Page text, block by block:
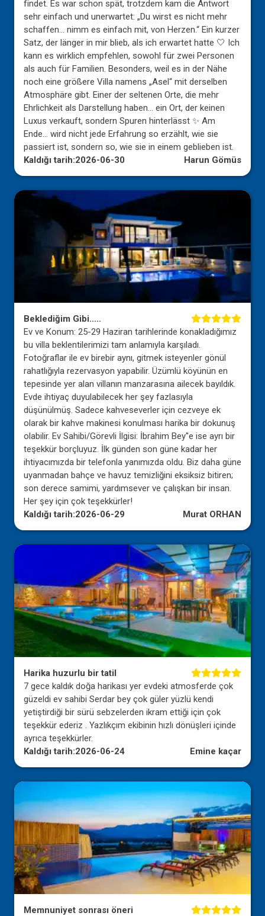
findet. Es war schon spät, trotzdem kam die Antwort
sehr einfach und unerwartet: „Du wirst es nicht mehr
schaffen… nimm es einfach mit, von Herzen.“ Ein kurzer
Satz, der länger in mir blieb, als ich erwartet hatte 🤍 Ich
kann es wirklich empfehlen, sowohl für zwei Personen
als auch für Familien. Besonders, weil es in der Nähe
noch eine größere Villa namens „Asel“ mit derselben
Atmosphäre gibt. Einer der seltenen Orte, die mehr
Ehrlichkeit als Darstellung haben… ein Ort, der keinen
Luxus verkauft, sondern Spuren hinterlässt ✨ Am
Ende… wird nicht jede Erfahrung so erzählt, wie sie
passiert ist, sondern so, wie sie in einem geblieben ist.
Kaldığı tarih:2026-06-30 Harun Gömüs
Beklediğim Gibi.....
Ev ve Konum: 25-29 Haziran tarihlerinde konakladığımız
bu villa beklentilerimizi tam anlamıyla karşıladı.
Fotoğraflar ile ev birebir aynı, gitmek isteyenler gönül
rahatlığıyla rezervasyon yapabilir. Üzümlü köyünün en
tepesinde yer alan villanın manzarasına ailecek bayıldık.
Evde ihtiyaç duyulabilecek her şey fazlasıyla
düşünülmüş. Sadece kahveseverler için cezveye ek
olarak bir kahve makinesi konulması harika bir dokunuş
olabilir. Ev Sahibi/Görevli İlgisi: İbrahim Bey''e ise ayrı bir
teşekkür borçluyuz. İlk günden son güne kadar her
ihtiyacımızda bir telefonla yanımızda oldu. Biz daha güne
uyanmadan bahçe ve havuz temizliğini eksiksiz bitiren;
son derece samimi, yardımsever ve çalışkan bir insan.
Her şey için çok teşekkürler!
Kaldığı tarih:2026-06-29 Murat ORHAN
Harika huzurlu bir tatil
7 gece kaldık doğa harikası yer evdeki atmosferde çok
güzeldi ev sahibi Serdar bey çok güler yüzlü kendi
yetiştirdiği bir sürü sebzelerden ikram ettiği için çok
teşekkür ederiz . Yazlıkçım ekibinin hızlı dönüşleri içinde
ayrıca teşekkürler.
Kaldığı tarih:2026-06-24 Emine kaçar
Memnuniyet sonrası öneri